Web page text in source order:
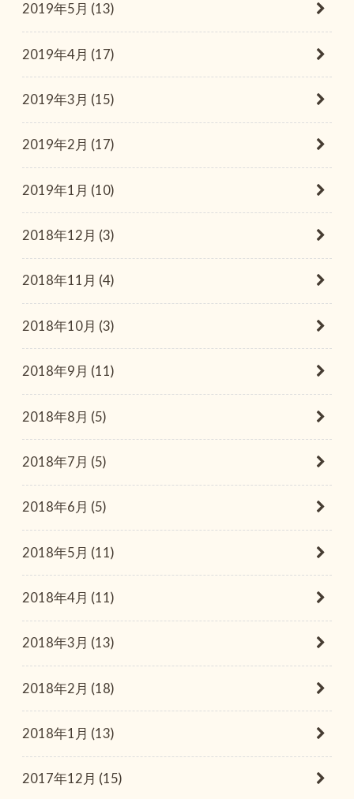
2019年5月 (13)
2019年4月 (17)
2019年3月 (15)
2019年2月 (17)
2019年1月 (10)
2018年12月 (3)
2018年11月 (4)
2018年10月 (3)
2018年9月 (11)
2018年8月 (5)
2018年7月 (5)
2018年6月 (5)
2018年5月 (11)
2018年4月 (11)
2018年3月 (13)
2018年2月 (18)
2018年1月 (13)
2017年12月 (15)